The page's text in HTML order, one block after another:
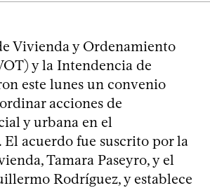
Vivienda y Ordenamiento
y la Intendencia de
este lunes un convenio
acciones de
y urbana en el
El acuerdo fue suscrito por la
Tamara Paseyro, y el
Rodríguez, y establece